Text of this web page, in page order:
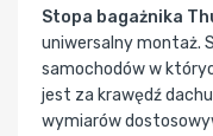
Stopa bagażnika
uniwersalny montaż.
samochodów w
jest za krawędź
wymiarów